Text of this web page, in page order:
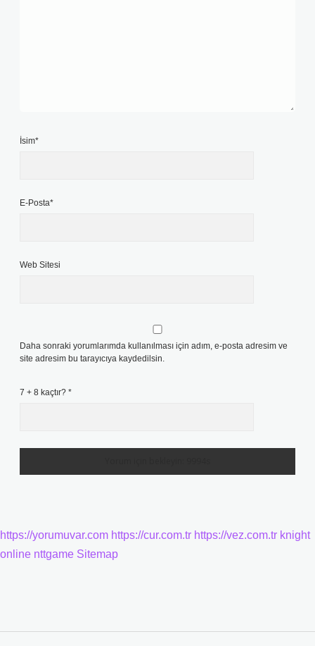
İsim*
E-Posta*
Web Sitesi
Daha sonraki yorumlarımda kullanılması için adım, e-posta adresim ve
site adresim bu tarayıcıya kaydedilsin.
7 + 8 kaçtır? *
https://yorumuvar.com https://cur.com.tr https://vez.com.tr knight
online nttgame Sitemap